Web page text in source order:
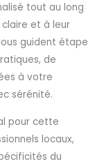
tout au long
et à leur
guident étape
de
à votre
sérénité.
pour cette
locaux,
du